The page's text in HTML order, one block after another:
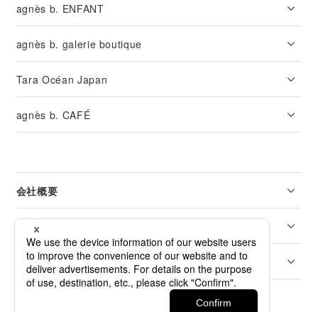
agnès b. ENFANT
agnès b. galerie boutique
Tara Océan Japan
agnès b. CAFÉ
会社概要
リーガル
カスタマーサービス